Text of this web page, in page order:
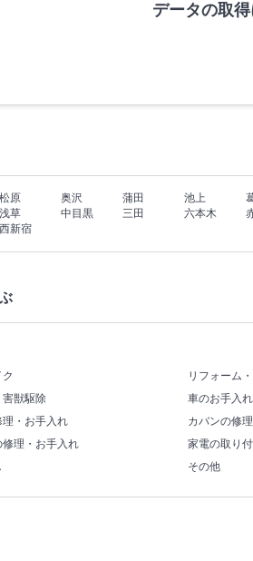
データの取得
松原 奥沢 蒲田 池上
浅草 中目黒 三田 六本木
西新宿
リフォーム
害獣駆除 車のお手入
理・お手入れ カバンの修
修理・お手入れ 家電の取り
その他